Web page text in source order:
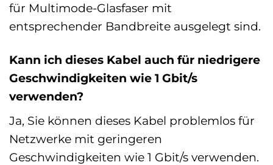
für Multimode-Glasfaser mit
entsprechender Bandbreite ausgelegt sind.
Kann ich dieses Kabel auch für niedrigere
Geschwindigkeiten wie 1 Gbit/s
verwenden?
Ja, Sie können dieses Kabel problemlos für
Netzwerke mit geringeren
Geschwindigkeiten wie 1 Gbit/s verwenden.